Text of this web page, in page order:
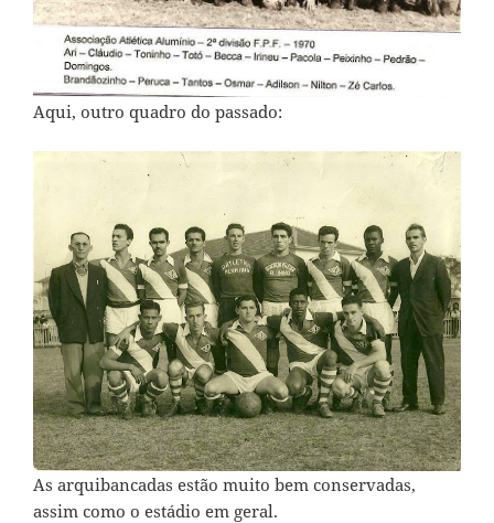
Aqui, outro quadro do passado:
As arquibancadas estão muito bem conservadas,
assim como o estádio em geral.